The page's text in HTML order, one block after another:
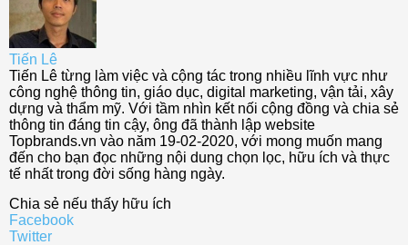
Tiến Lê
Tiến Lê từng làm việc và cộng tác trong nhiều lĩnh vực như
công nghệ thông tin, giáo dục, digital marketing, vận tải, xây
dựng và thẩm mỹ. Với tầm nhìn kết nối cộng đồng và chia sẻ
thông tin đáng tin cậy, ông đã thành lập website
Topbrands.vn vào năm 19-02-2020, với mong muốn mang
đến cho bạn đọc những nội dung chọn lọc, hữu ích và thực
tế nhất trong đời sống hàng ngày.
Chia sẻ nếu thấy hữu ích
Facebook
Twitter